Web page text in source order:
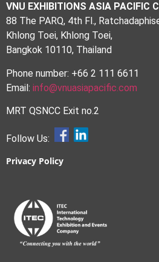
VNU EXHIBITIONS ASIA PACIFIC
88 The PARQ, 4th Fl.,
Khlong Toei, Khlong Toei,
Bangkok 10110, Thailand
Phone number: +66 2 111 6611
Email: info@vnuasiapacific.com
MRT QSNCC Exit no.2
Follow Us:
Privacy Policy